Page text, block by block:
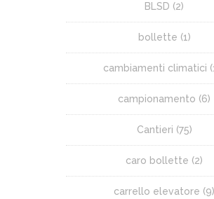
BLSD (2)
bollette (1)
cambiamenti climatici
campionamento (6)
Cantieri (75)
caro bollette (2)
carrello elevatore (9)